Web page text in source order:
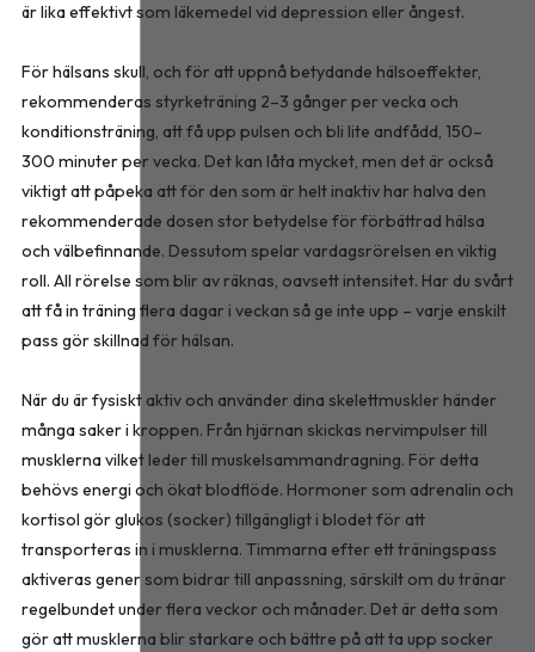
är lika effektivt som läkemedel vid depression eller ångest.
För hälsans skull, och för att uppnå betydande hälsoeffekter,
rekommenderas styrketräning 2–3 gånger per vecka och
konditionsträning, att få upp pulsen och bli lite andfådd, 150–
300 minuter per vecka. Det kan låta mycket, men det är också
viktigt att påpeka att för den som är helt inaktiv har halva den
rekommenderade dosen stor betydelse för förbättrad hälsa
och välbefinnande. Dessutom spelar vardagsrörelsen en viktig
roll. All rörelse som blir av räknas, oavsett intensitet. Har du svårt
att få in träning flera dagar i veckan så ge inte upp – varje enskilt
pass gör skillnad för hälsan.
När du är fysiskt aktiv och använder dina skelettmuskler händer
många saker i kroppen. Från hjärnan skickas nervimpulser till
musklerna vilket leder till muskelsammandragning. För detta
behövs energi och ökat blodflöde. Hormoner som adrenalin och
kortisol gör glukos (socker) tillgängligt i blodet för att
transporteras in i musklerna. Timmarna efter ett träningspass
aktiveras gener som bidrar till anpassning, särskilt om du tränar
regelbundet under flera veckor och månader. Det är detta som
gör att musklerna blir starkare och bättre på att ta upp socker